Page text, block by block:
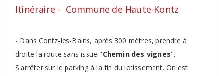
Itinéraire - Commune de Haute-Kontz
- Dans Contz-les-Bains, après 300 mètres, prendre à
droite la route sans issue "Chemin des vignes".
S'arrêter sur le parking à la fin du lotissement. On est